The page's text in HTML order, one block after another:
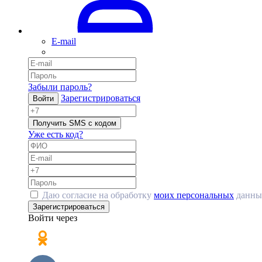
E-mail
Забыли пароль?
Войти Зарегистрироваться
Получить SMS с кодом
Уже есть код?
Даю согласие на обработку моих персональных
Зарегистрироваться
Войти через